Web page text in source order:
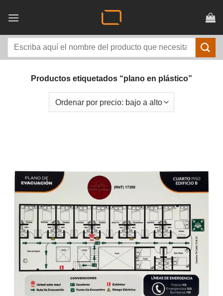
Buscar
Productos etiquetados “plano en plástico”